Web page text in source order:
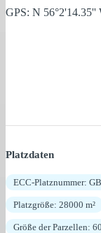
GPS: N 56°2'14.35''
Platzdaten
ECC-Platznummer:
Platzgröße: 28000 m²
Größe der Parzellen: